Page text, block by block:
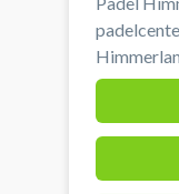
og køb af
farsoe